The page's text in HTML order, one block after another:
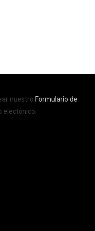
nuestro Formulario de
electónico: